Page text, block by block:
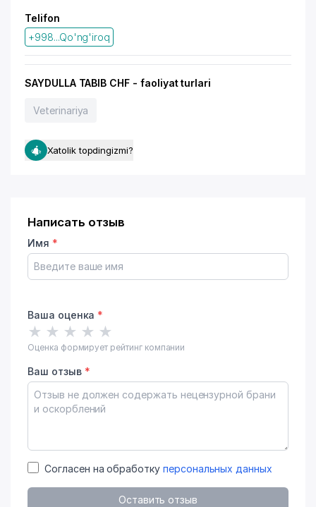
Telifon
+998...Qo'ng'iroq
SAYDULLA TABIB CHF - faoliyat turlari
Veterinariya
Xatolik topdingizmi?
Написать отзыв
Имя *
Ваша оценка *
★ ★ ★ ★ ★
Оценка формирует рейтинг компании
Ваш отзыв *
Согласен на обработку персональных данных
Оставить отзыв